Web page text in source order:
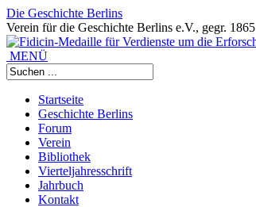
Die Geschichte Berlins
Verein für die Geschichte Berlins e.V., gegr. 1865
MENÜ
Startseite
Geschichte Berlins
Forum
Verein
Bibliothek
Vierteljahresschrift
Jahrbuch
Kontakt